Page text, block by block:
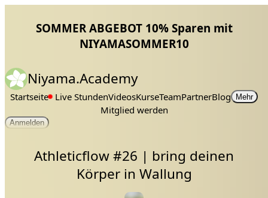
SOMMER ABGEBOT 10% Sparen mit
NIYAMASOMMER10
Niyama.Academy
Startseite Live StundenVideosKurseTeamPartnerBlog Mehr
Mitglied werden
Anmelden
Athleticflow #26 | bring deinen
Körper in Wallung